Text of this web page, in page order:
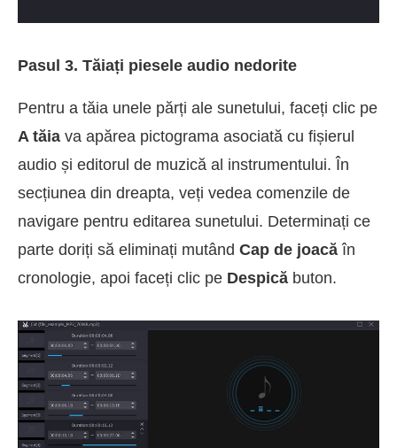
Pasul 3. Tăiați piesele audio nedorite
Pentru a tăia unele părți ale sunetului, faceți clic pe
A tăia va apărea pictograma asociată cu fișierul
audio și editorul de muzică al instrumentului. În
secțiunea din dreapta, veți vedea comenzile de
navigare pentru editarea sunetului. Determinați ce
parte doriți să eliminați mutând Cap de joacă în
cronologie, apoi faceți clic pe Despică buton.